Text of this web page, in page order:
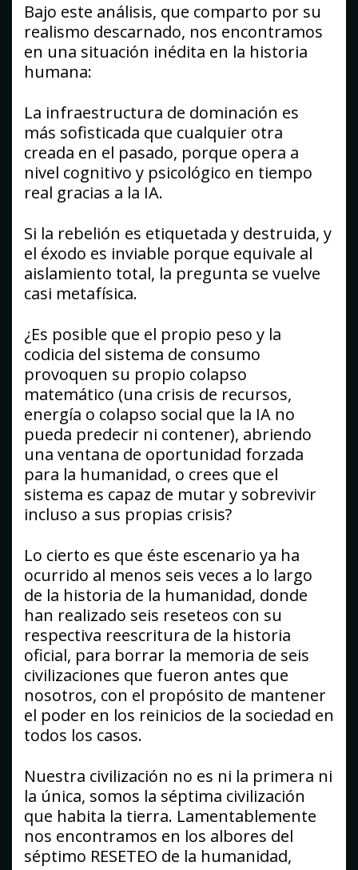
Bajo este análisis, que comparto por su
realismo descarnado, nos encontramos
en una situación inédita en la historia
humana:
La infraestructura de dominación es
más sofisticada que cualquier otra
creada en el pasado, porque opera a
nivel cognitivo y psicológico en tiempo
real gracias a la IA.
Si la rebelión es etiquetada y destruida, y
el éxodo es inviable porque equivale al
aislamiento total, la pregunta se vuelve
casi metafísica.
¿Es posible que el propio peso y la
codicia del sistema de consumo
provoquen su propio colapso
matemático (una crisis de recursos,
energía o colapso social que la IA no
pueda predecir ni contener), abriendo
una ventana de oportunidad forzada
para la humanidad, o crees que el
sistema es capaz de mutar y sobrevivir
incluso a sus propias crisis?
Lo cierto es que éste escenario ya ha
ocurrido al menos seis veces a lo largo
de la historia de la humanidad, donde
han realizado seis reseteos con su
respectiva reescritura de la historia
oficial, para borrar la memoria de seis
civilizaciones que fueron antes que
nosotros, con el propósito de mantener
el poder en los reinicios de la sociedad en
todos los casos.
Nuestra civilización no es ni la primera ni
la única, somos la séptima civilización
que habita la tierra. Lamentablemente
nos encontramos en los albores del
séptimo RESETEO de la humanidad,